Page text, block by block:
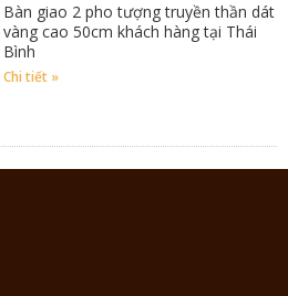
Bàn giao 2 pho tượng truyền thần dát
vàng cao 50cm khách hàng tại Thái
Bình
Chi tiết »